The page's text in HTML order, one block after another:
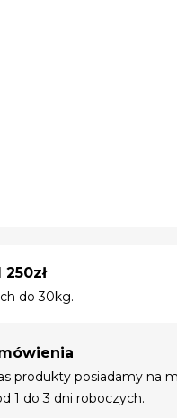
do 30kg.
produkty posiadamy na
1 do 3 dni roboczych.